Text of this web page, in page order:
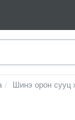
Шинэ орон сууц